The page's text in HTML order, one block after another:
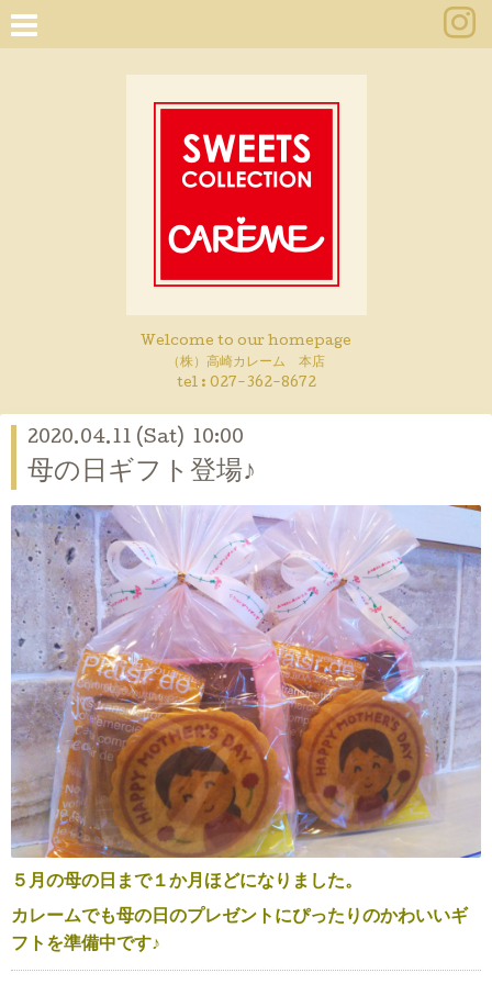
Welcome to our homepage
（株）高崎カレーム 本店
tel : 027-362-8672
2020.04.11 (Sat) 10:00
母の日ギフト登場♪
５月の母の日まで１か月ほどになりました。
カレームでも母の日のプレゼントにぴったりのかわいいギ
フトを準備中です♪